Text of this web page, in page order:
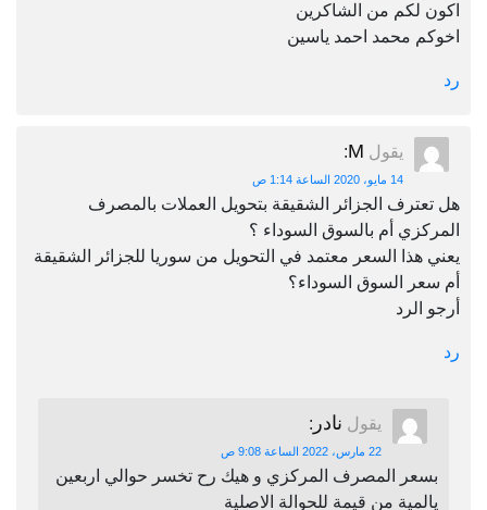
اكون لكم من الشاكرين
اخوكم محمد احمد ياسين
رد
يقول M
:
14 مايو، 2020 الساعة 1:14 ص
هل تعترف الجزائر الشقيقة بتحويل العملات بالمصرف
المركزي أم بالسوق السوداء ؟
يعني هذا السعر معتمد في التحويل من سوريا للجزائر الشقيقة
أم سعر السوق السوداء؟
أرجو الرد
رد
يقول نادر :
22 مارس، 2022 الساعة 9:08 ص
بسعر المصرف المركزي و هيك رح تخسر حوالي اربعين
يالمية من قيمة للحوالة الاصلية